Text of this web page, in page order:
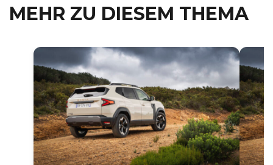
MEHR ZU DIESEM THEMA